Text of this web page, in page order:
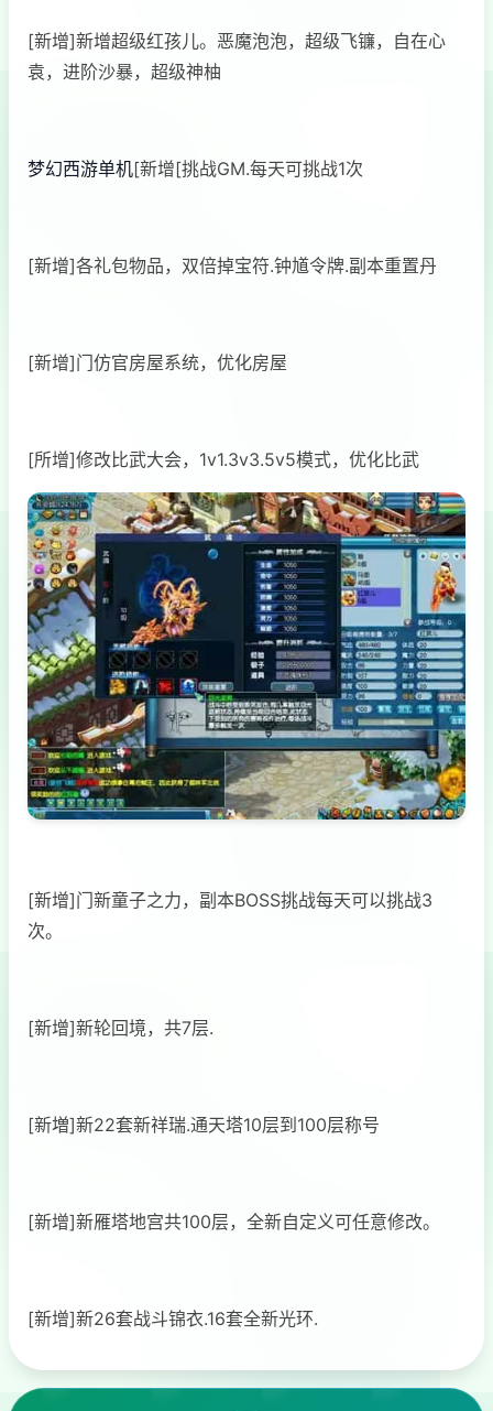
[新增]新增超级红孩儿。恶魔泡泡，超级飞镰，自在心
袁，进阶沙暴，超级神柚
梦幻西游单机[新增[挑战GM.每天可挑战1次
[新增]各礼包物品，双倍掉宝符.钟馗令牌.副本重置丹
[新增]门仿官房屋系统，优化房屋
[所增]修改比武大会，1v1.3v3.5v5模式，优化比武
[新增]门新童子之力，副本BOSS挑战每天可以挑战3
次。
[新增]新轮回境，共7层.
[新増]新22套新祥瑞.通天塔10层到100层称号
[新增]新雁塔地宫共100层，全新自定义可任意修改。
[新增]新26套战斗锦衣.16套全新光环.